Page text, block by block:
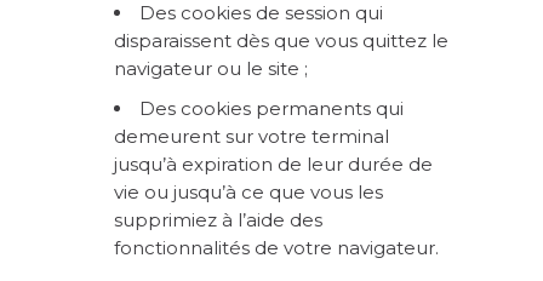
Des cookies de session qui
disparaissent dès que vous quittez le
navigateur ou le site ;
Des cookies permanents qui
demeurent sur votre terminal
jusqu’à expiration de leur durée de
vie ou jusqu’à ce que vous les
supprimiez à l’aide des
fonctionnalités de votre navigateur.